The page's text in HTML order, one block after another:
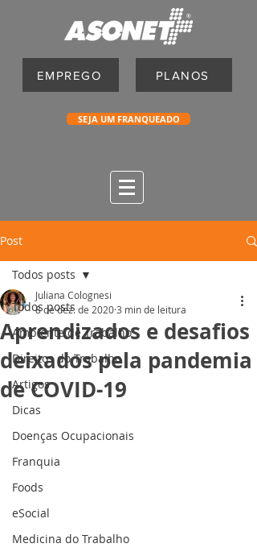
EMPREGO PLANOS
SEJA UM FRANQUEADO
Post
Todos posts
Ambiente de Trabalho
Direitos do Trabalho
Artigos
Dicas
Doenças Ocupacionais
Franquia
Foods
eSocial
Medicina do Trabalho
Todos posts
Aprendizados e desafios
deixados pela pandemia
de COVID-19
Juliana Colognesi
8 de dez. de 20203 min de leitura